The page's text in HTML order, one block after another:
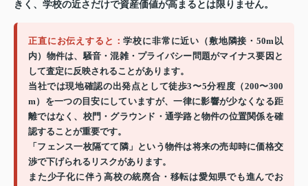
きく、学校の近さだけで資産価値が高まるとは限りません。
正直にお伝えすると：学校に非常に近い（敷地隣接・50m以
内）物件は、騒音・混雑・プライバシー問題がマイナス要因と
して査定に反映されることがあります。
当社では現地確認の出発点として徒歩3〜5分程度（200〜300
m）を一つの目安にしていますが、一律に影響が少なくなる距
離ではなく、校門・グラウンド・通学路と物件の位置関係を確
認することが重要です。
「フェンス一枚隔てて隣」という物件は将来の売却時に価格交
渉で下げられるリスクがあります。
また少子化に伴う高校の統廃合・移転は愛知県でも進んでお